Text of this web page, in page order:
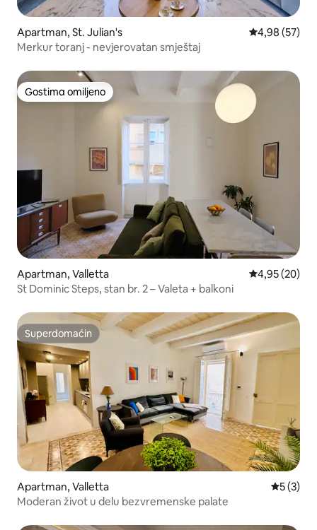
Apartman, St. Julian's Prosečna
4,98 (57)
Merkur toranj - nevjerovatan smještaj
Gostima omiljeno
Gostima omiljeno
Apartman, Valletta Prosečna
4,95 (20)
St Dominic Steps, stan br. 2 – Valeta + balkoni
Superdomaćin
Superdomaćin
Apartman, Valletta
5 (3)
Moderan život u delu bezvremenske palate